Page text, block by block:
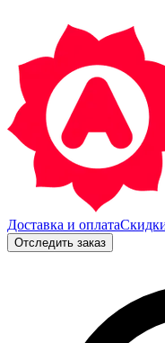
Доставка и оплата
Отследить заказ